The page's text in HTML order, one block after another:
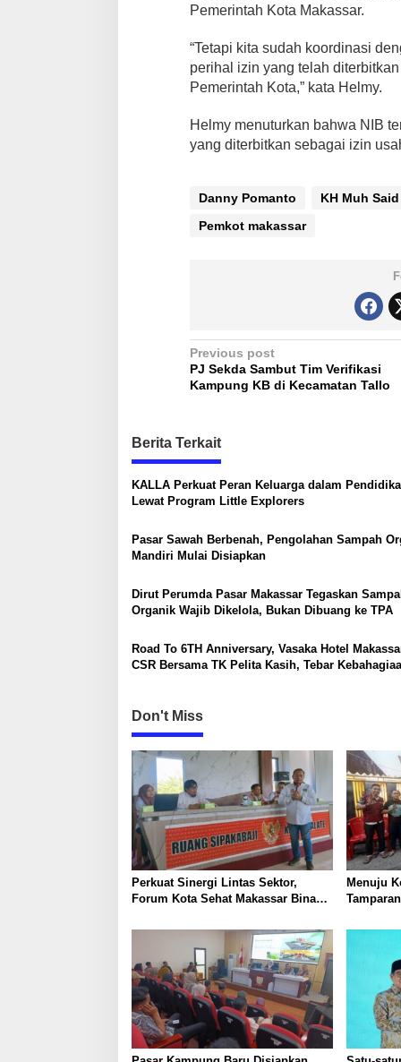
Pemerintah Kota Makassar.
“Tetapi kita sudah koordinasi
perihal izin yang telah
Pemerintah Kota,” kata Helmy.
Helmy menuturkan bahwa NIB
yang diterbitkan sebagai izin
Danny Pomanto KH Muh
Pemkot makassar
P
o
t
n
a
v
i
g
t
o
Previous post
PJ Sekda Sambut Tim Verifikasi
Kampung KB di Kecamatan Tallo
Berita Terkait
KALLA Perkuat Peran Keluarga dalam
Lewat Program Little Explorers
Pasar Sawah Berbenah, Pengolahan Sampah
Mandiri Mulai Disiapkan
Dirut Perumda Pasar Makassar Tegaskan
Organik Wajib Dikelola, Bukan Dibuang ke TPA
Road To 6TH Anniversary, Vasaka Hotel
CSR Bersama TK Pelita Kasih, Tebar
Don't Miss
Perkuat Sinergi Lintas Sektor,
Forum Kota Sehat Makassar Bina
Sehat di Tamalate
Menuju